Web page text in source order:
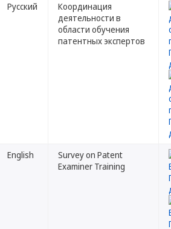
Русский
Координация
деятельности в
области обучения
патентных экспертов
English
Survey on Patent
Examiner Training